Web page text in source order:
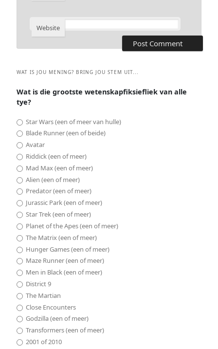
Website
WAT IS JOU MENING? BRING JOU STEM UIT...
Wat is die grootste wetenskapfiksiefliek van alle
tye?
Star Wars (een of meer van hulle)
Blade Runner (een of beide)
Avatar
Riddick (een of meer)
Mad Max (een of meer)
Alien (een of meer)
Predator (een of meer)
Jurassic Park (een of meer)
Star Trek (een of meer)
Planet of the Apes (een of meer)
The Matrix (een of meer)
Hunger Games (een of meer)
Maze Runner (een of meer)
Men in Black (een of meer)
District 9
The Martian
Close Encounters
Godzilla (een of meer)
Transformers (een of meer)
2001 of 2010